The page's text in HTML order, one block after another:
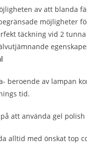
av att blanda
möjligheter
täckning vid 2
beroende av lampan
tid.
att använda gel
alltid med önskat top